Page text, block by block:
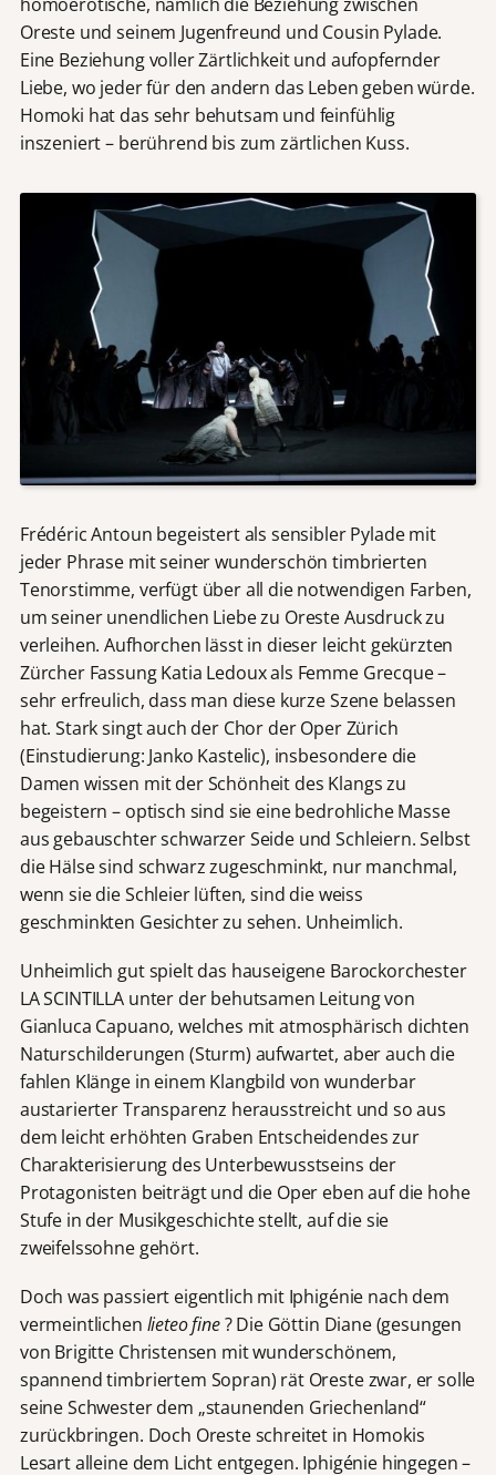
Oreste und seinem Jugenfreund und Cousin Pylade.
Eine Beziehung voller Zärtlichkeit und aufopfernder
Liebe, wo jeder für den andern das Leben geben würde.
Homoki hat das sehr behutsam und feinfühlig
inszeniert – berührend bis zum zärtlichen Kuss.
Frédéric Antoun begeistert als sensibler Pylade mit
jeder Phrase mit seiner wunderschön timbrierten
Tenorstimme, verfügt über all die notwendigen Farben,
um seiner unendlichen Liebe zu Oreste Ausdruck zu
verleihen. Aufhorchen lässt in dieser leicht gekürzten
Zürcher Fassung Katia Ledoux als Femme Grecque –
sehr erfreulich, dass man diese kurze Szene belassen
hat. Stark singt auch der Chor der Oper Zürich
(Einstudierung: Janko Kastelic), insbesondere die
Damen wissen mit der Schönheit des Klangs zu
begeistern – optisch sind sie eine bedrohliche Masse
aus gebauschter schwarzer Seide und Schleiern. Selbst
die Hälse sind schwarz zugeschminkt, nur manchmal,
wenn sie die Schleier lüften, sind die weiss
geschminkten Gesichter zu sehen. Unheimlich.
Unheimlich gut spielt das hauseigene Barockorchester
LA SCINTILLA unter der behutsamen Leitung von
Gianluca Capuano, welches mit atmosphärisch dichten
Naturschilderungen (Sturm) aufwartet, aber auch die
fahlen Klänge in einem Klangbild von wunderbar
austarierter Transparenz herausstreicht und so aus
dem leicht erhöhten Graben Entscheidendes zur
Charakterisierung des Unterbewusstseins der
Protagonisten beiträgt und die Oper eben auf die hohe
Stufe in der Musikgeschichte stellt, auf die sie
zweifelssohne gehört.
Doch was passiert eigentlich mit Iphigénie nach dem
vermeintlichen lieteo fine? Die Göttin Diane (gesungen
von Brigitte Christensen mit wunderschönem,
spannend timbriertem Sopran) rät Oreste zwar, er solle
seine Schwester dem „staunenden Griechenland“
zurückbringen. Doch Oreste schreitet in Homokis
Lesart alleine dem Licht entgegen. Iphigénie hingegen –